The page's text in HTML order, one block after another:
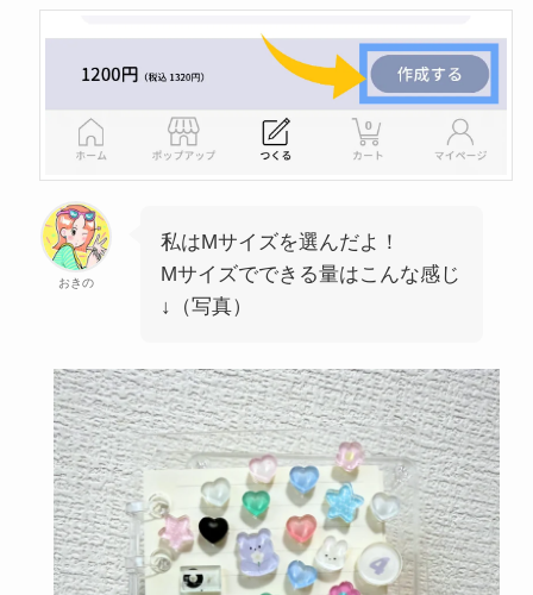
おきの
私はMサイズを選んだよ！
Mサイズでできる量はこんな感じ
↓（写真）